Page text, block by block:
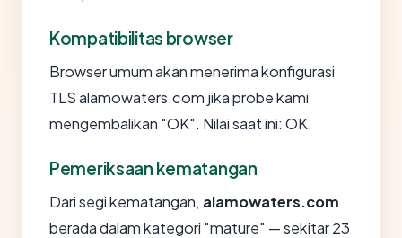
Kompatibilitas browser
Browser umum akan menerima konfigurasi
TLS alamowaters.com jika probe kami
mengembalikan "OK". Nilai saat ini: OK.
Pemeriksaan kematangan
Dari segi kematangan, alamowaters.com
berada dalam kategori "mature" — sekitar 23